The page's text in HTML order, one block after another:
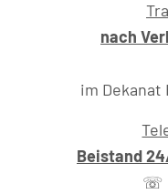
nach
im
Beistand
☏